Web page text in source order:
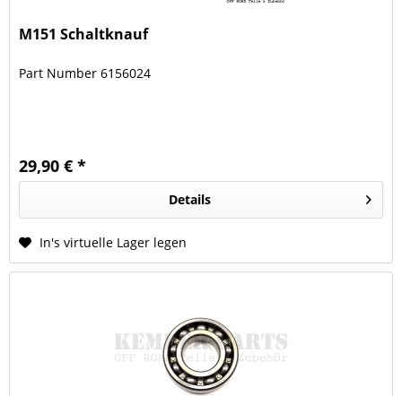
M151 Schaltknauf
Part Number 6156024
29,90 € *
Details
In's virtuelle Lager legen